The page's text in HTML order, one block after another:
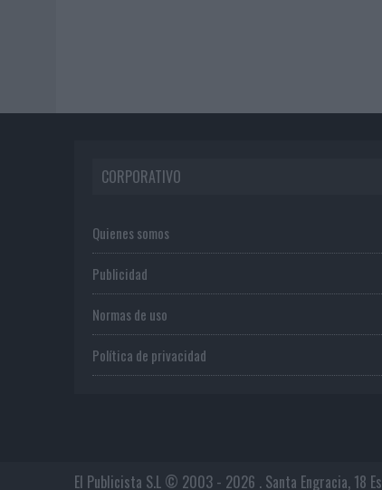
CORPORATIVO
Quienes somos
Publicidad
Normas de uso
Política de privacidad
El Publicista S.L © 2003 - 2026 . Santa Engracia, 18